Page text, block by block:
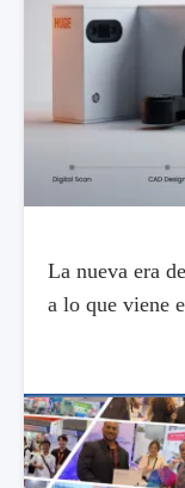
La nueva era
a lo que viene